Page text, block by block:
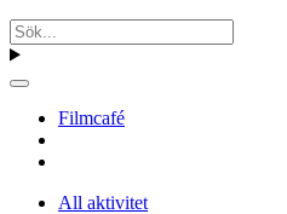
Filmcafé
All aktivitet